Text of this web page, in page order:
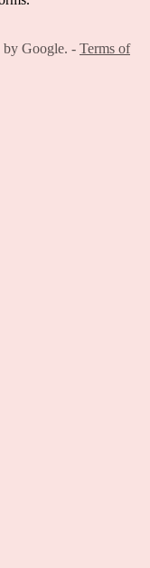
by Google. - Terms of